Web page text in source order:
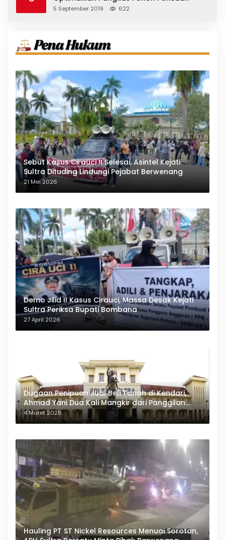
5 September 2019 622
Sebut Kasus Cirauci II Selesai, Asintel Kejati
Sultra Dituding Lindungi Pejabat Berwenang
21 Mei 2026
Demo Jilid II Kasus Cirauci, Massa Desak Kejati
Sultra Periksa Bupati Bombana
27 April 2026
Dugaan Penipuan Jual Beli Tanah di Kendari,
Ahmad Yani Dua Kali Mangkir dari Panggilan
Polda Sultra
4 Maret 2026
Hauling PT ST Nickel Resources Menuai Sorotan,